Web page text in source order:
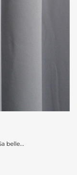
belle...